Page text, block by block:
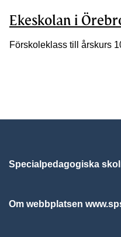
Ekeskolan i
Förskoleklass till årskurs
Specialpedagogiska
Om webbplatsen